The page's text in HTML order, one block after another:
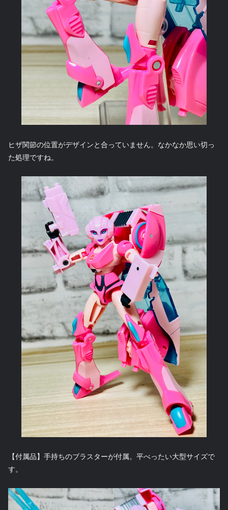
ヒザ関節の位置がデザインと合っていません。なかなか思い切っ
た処理ですね。
【付属品】手持ちのブラスターが付属。平べったい大型サイズで
す。